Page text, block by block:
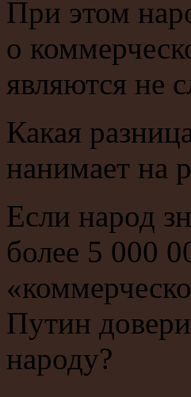
При этом
о
являются не
Какая
нанимает на
Если народ
более 5 000
Путин
народу?